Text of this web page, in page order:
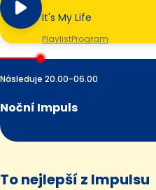
It's My Life
PlaylistProgram
Následuje 20.00-06.00
Noční Impuls
To nejlepší z Impulsu